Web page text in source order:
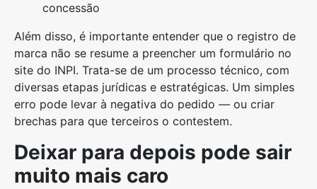
concessão
Além disso, é importante entender que o registro de
marca não se resume a preencher um formulário no
site do INPI. Trata-se de um processo técnico, com
diversas etapas jurídicas e estratégicas. Um simples
erro pode levar à negativa do pedido — ou criar
brechas para que terceiros o contestem.
Deixar para depois pode sair
muito mais caro